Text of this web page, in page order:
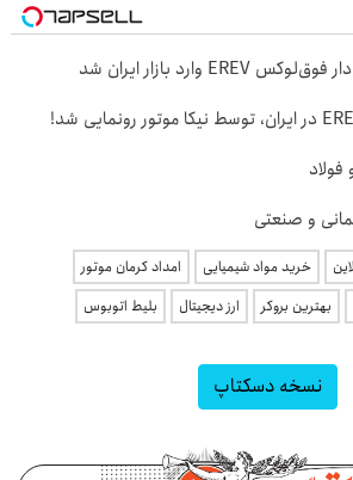
و صنعتی
خرید مواد شیمیایی
امداد کرمان موتور
بهترین بروکر ارز دیجیتال بلیط اتوبوس
نسخه دسکتاپ